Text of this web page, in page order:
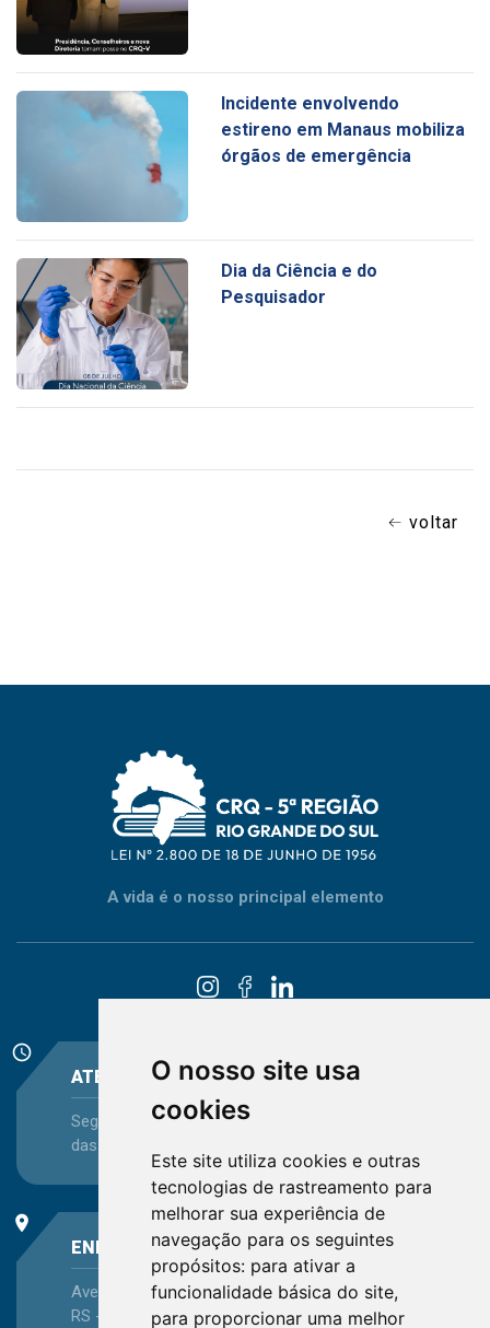
O nosso site usa
cookies
Este site utiliza cookies e outras
tecnologias de rastreamento para
melhorar sua experiência de
navegação para os seguintes
propósitos: para ativar a
funcionalidade básica do site,
para proporcionar uma melhor
Incidente envolvendo
estireno em Manaus mobiliza
órgãos de emergência
Dia da Ciência e do
Pesquisador
voltar
A vida é o nosso principal elemento
schedule
ATENDIMENTO
Segunda-feira a Sexta-feira - das 08:30 às 12:15 e
das 13:30 às 16:45
place
ENDEREÇO
Avenida Itaqui, 45, Bairro Petrópolis, Porto Alegre -
RS - CEP 90460-140